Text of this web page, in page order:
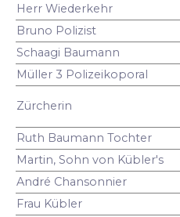
Herr Wiederkehr
Bruno Polizist
Schaagi Baumann
Müller 3 Polizeikoporal
Zürcherin
Ruth Baumann Tochter
Martin, Sohn von Kübler's
André Chansonnier
Frau Kübler